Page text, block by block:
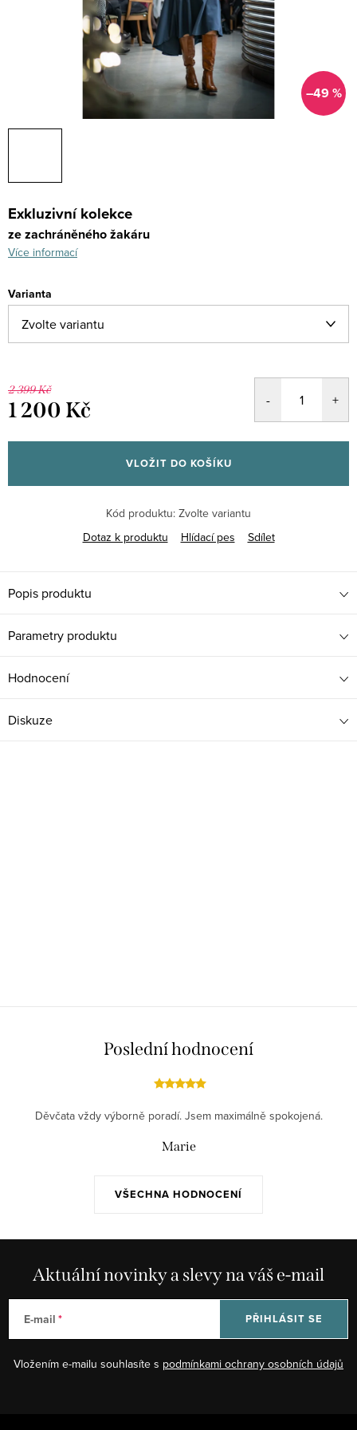
–49 %
Exkluzivní kolekce
ze zachráněného žakáru
Více informací
Varianta
2 399 Kč
1 200 Kč
cena:
VLOŽIT DO KOŠÍKU
Kód produktu: Zvolte variantu
Dotaz k produktu
Hlídací pes Sdílet
Popis produktu
Parametry produktu
Hodnocení
Diskuze
Poslední hodnocení
VŠECHNA HODNOCENÍ
Děvčata vždy výborně poradí. Jsem maximálně spokojená.
Marie
Aktuální novinky a slevy na váš e-mail
E-mail
Vložením e-mailu souhlasíte s podmínkami ochrany osobních údajů
PŘIHLÁSIT SE